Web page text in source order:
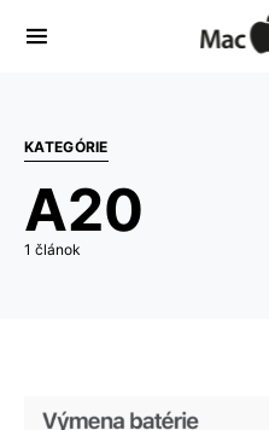
KATEGÓRIE
A20
1 článok